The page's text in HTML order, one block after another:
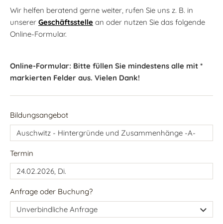
Wir helfen beratend gerne weiter, rufen Sie uns z. B. in
unserer Geschäftsstelle an oder nutzen Sie das folgende
Online-Formular.
Online-Formular: Bitte füllen Sie mindestens alle mit *
markierten Felder aus. Vielen Dank!
Bildungsangebot
Termin
Anfrage oder Buchung?